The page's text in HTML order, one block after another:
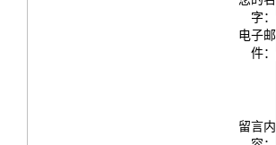
字：
电子邮
件：
留言内